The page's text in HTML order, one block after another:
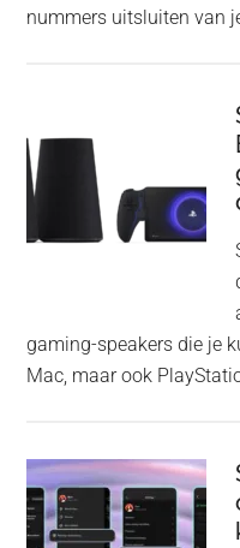
nummers uitsluiten van
gaming-speakers die je
Mac, maar ook